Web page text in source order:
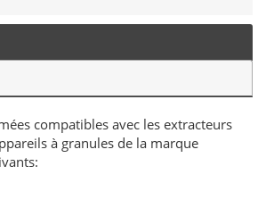
compatibles avec les extracteurs
à granules de la marque